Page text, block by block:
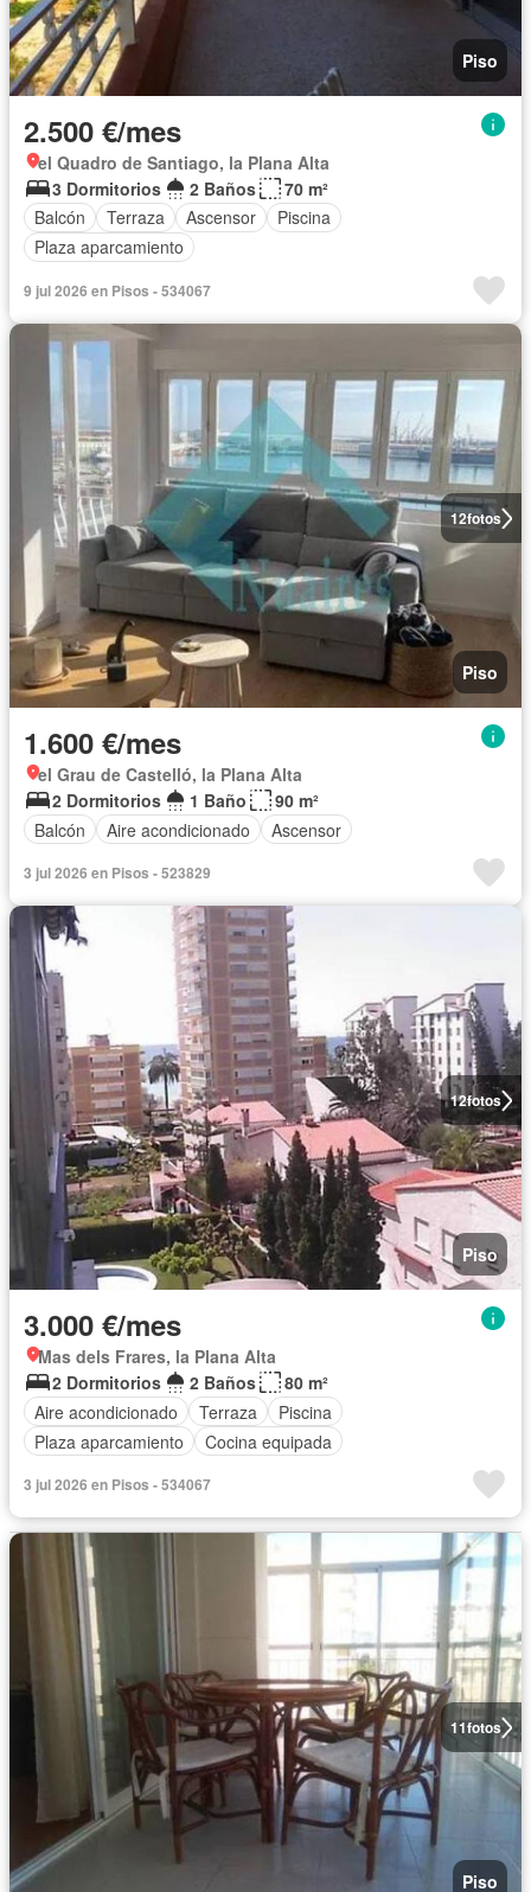
Piso
2.500 €/mes
el Quadro de Santiago, la Plana Alta
3 Dormitorios
2 Baños
70 m²
Balcón
Terraza Ascensor
Piscina
Plaza aparcamiento
9 jul 2026 en Pisos - 534067
12fotos
Piso
1.600 €/mes
el Grau de Castelló, la Plana Alta
2 Dormitorios
1 Baño
90 m²
Balcón
Aire acondicionado Ascensor
3 jul 2026 en Pisos - 523829
12fotos
Piso
3.000 €/mes
Mas dels Frares, la Plana Alta
2 Dormitorios
2 Baños
80 m²
Aire acondicionado
Terraza
Piscina
Plaza aparcamiento
Cocina equipada
3 jul 2026 en Pisos - 534067
11fotos
Piso